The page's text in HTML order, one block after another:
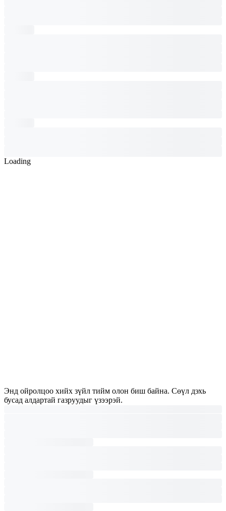
Loading
Энд ойролцоо хийх зүйл тийм олон биш байна. Сөүл дэхь
бусад алдартай газруудыг үзээрэй.